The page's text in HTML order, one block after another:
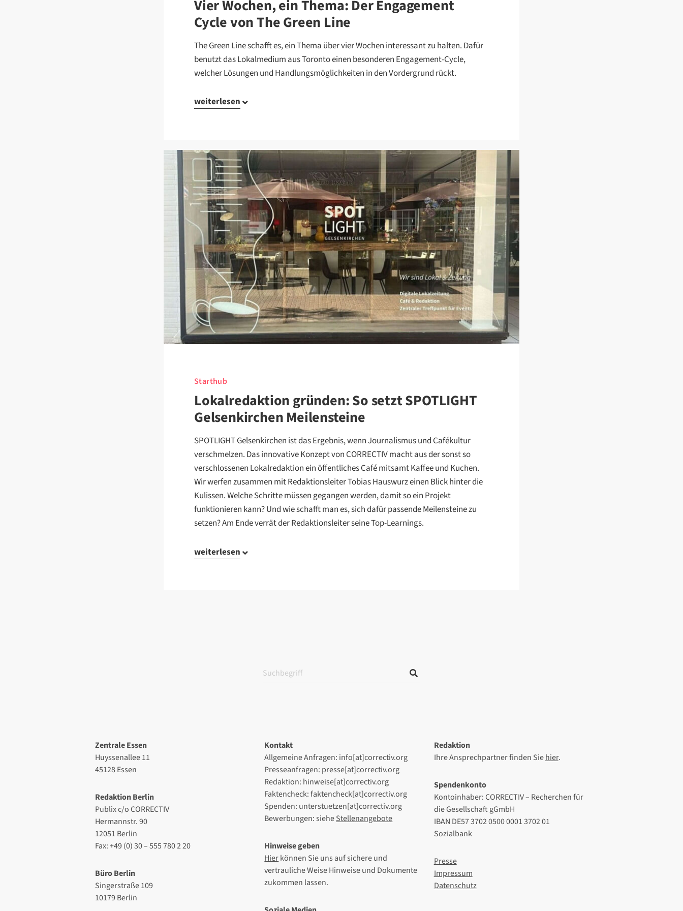
Vier Wochen, ein Thema: Der Engagement
Cycle von The Green Line
The Green Line schafft es, ein Thema über vier Wochen interessant zu halten. Dafür
benutzt das Lokalmedium aus Toronto einen besonderen Engagement-Cycle,
welcher Lösungen und Handlungsmöglichkeiten in den Vordergrund rückt.
weiterlesen
Starthub
Lokalredaktion gründen: So setzt SPOTLIGHT
Gelsenkirchen Meilensteine
SPOTLIGHT Gelsenkirchen ist das Ergebnis, wenn Journalismus und Cafékultur
verschmelzen. Das innovative Konzept von CORRECTIV macht aus der sonst so
verschlossenen Lokalredaktion ein öffentliches Café mitsamt Kaffee und Kuchen.
Wir werfen zusammen mit Redaktionsleiter Tobias Hauswurz einen Blick hinter die
Kulissen. Welche Schritte müssen gegangen werden, damit so ein Projekt
funktionieren kann? Und wie schafft man es, sich dafür passende Meilensteine zu
setzen? Am Ende verrät der Redaktionsleiter seine Top-Learnings.
weiterlesen
Zentrale Essen
Huyssenallee 11
45128 Essen
Redaktion Berlin
Publix c/o CORRECTIV
Hermannstr. 90
12051 Berlin
Fax: +49 (0) 30 – 555 780 2 20
Büro Berlin
Singerstraße 109
10179 Berlin
Kontakt
Allgemeine Anfragen: info[at]correctiv.org
Presseanfragen: presse[at]correctiv.org
Redaktion: hinweise[at]correctiv.org
Faktencheck: faktencheck[at]correctiv.org
Spenden: unterstuetzen[at]correctiv.org
Bewerbungen: sieheStellenangebote
Hinweise geben
Hierkönnen Sie uns auf sichere und
vertrauliche Weise Hinweise und Dokumente
zukommen lassen.
Redaktion
Ihre Ansprechpartner finden Siehier.
Spendenkonto
Kontoinhaber: CORRECTIV – Recherchen für
die Gesellschaft gGmbH
IBAN DE57 3702 0500 0001 3702 01
Sozialbank
Presse
Impressum
Datenschutz